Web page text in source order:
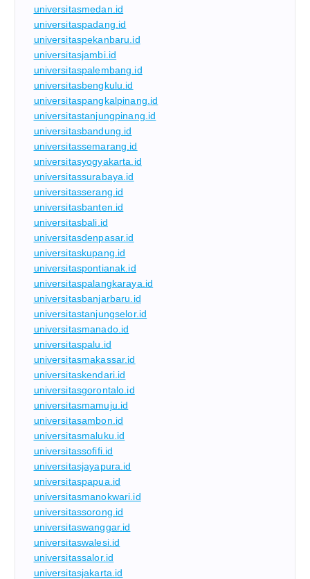
universitasmedan.id
universitaspadang.id
universitaspekanbaru.id
universitasjambi.id
universitaspalembang.id
universitasbengkulu.id
universitaspangkalpinang.id
universitastanjungpinang.id
universitasbandung.id
universitassemarang.id
universitasyogyakarta.id
universitassurabaya.id
universitasserang.id
universitasbanten.id
universitasbali.id
universitasdenpasar.id
universitaskupang.id
universitaspontianak.id
universitaspalangkaraya.id
universitasbanjarbaru.id
universitastanjungselor.id
universitasmanado.id
universitaspalu.id
universitasmakassar.id
universitaskendari.id
universitasgorontalo.id
universitasmamuju.id
universitasambon.id
universitasmaluku.id
universitassofifi.id
universitasjayapura.id
universitaspapua.id
universitasmanokwari.id
universitassorong.id
universitaswanggar.id
universitaswalesi.id
universitassalor.id
universitasjakarta.id